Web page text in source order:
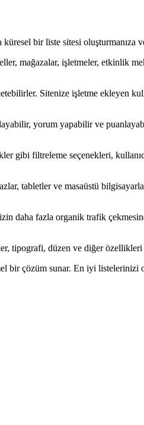
bir liste sitesi oluşturmanıza
mağazalar, işletmeler, etkinlik
Sitenize işletme ekleyen
yorum yapabilir ve
gibi filtreleme seçenekleri,
tabletler ve masaüstü
daha fazla organik trafik
tipografi, düzen ve diğer
çözüm sunar. En iyi listelerinizi